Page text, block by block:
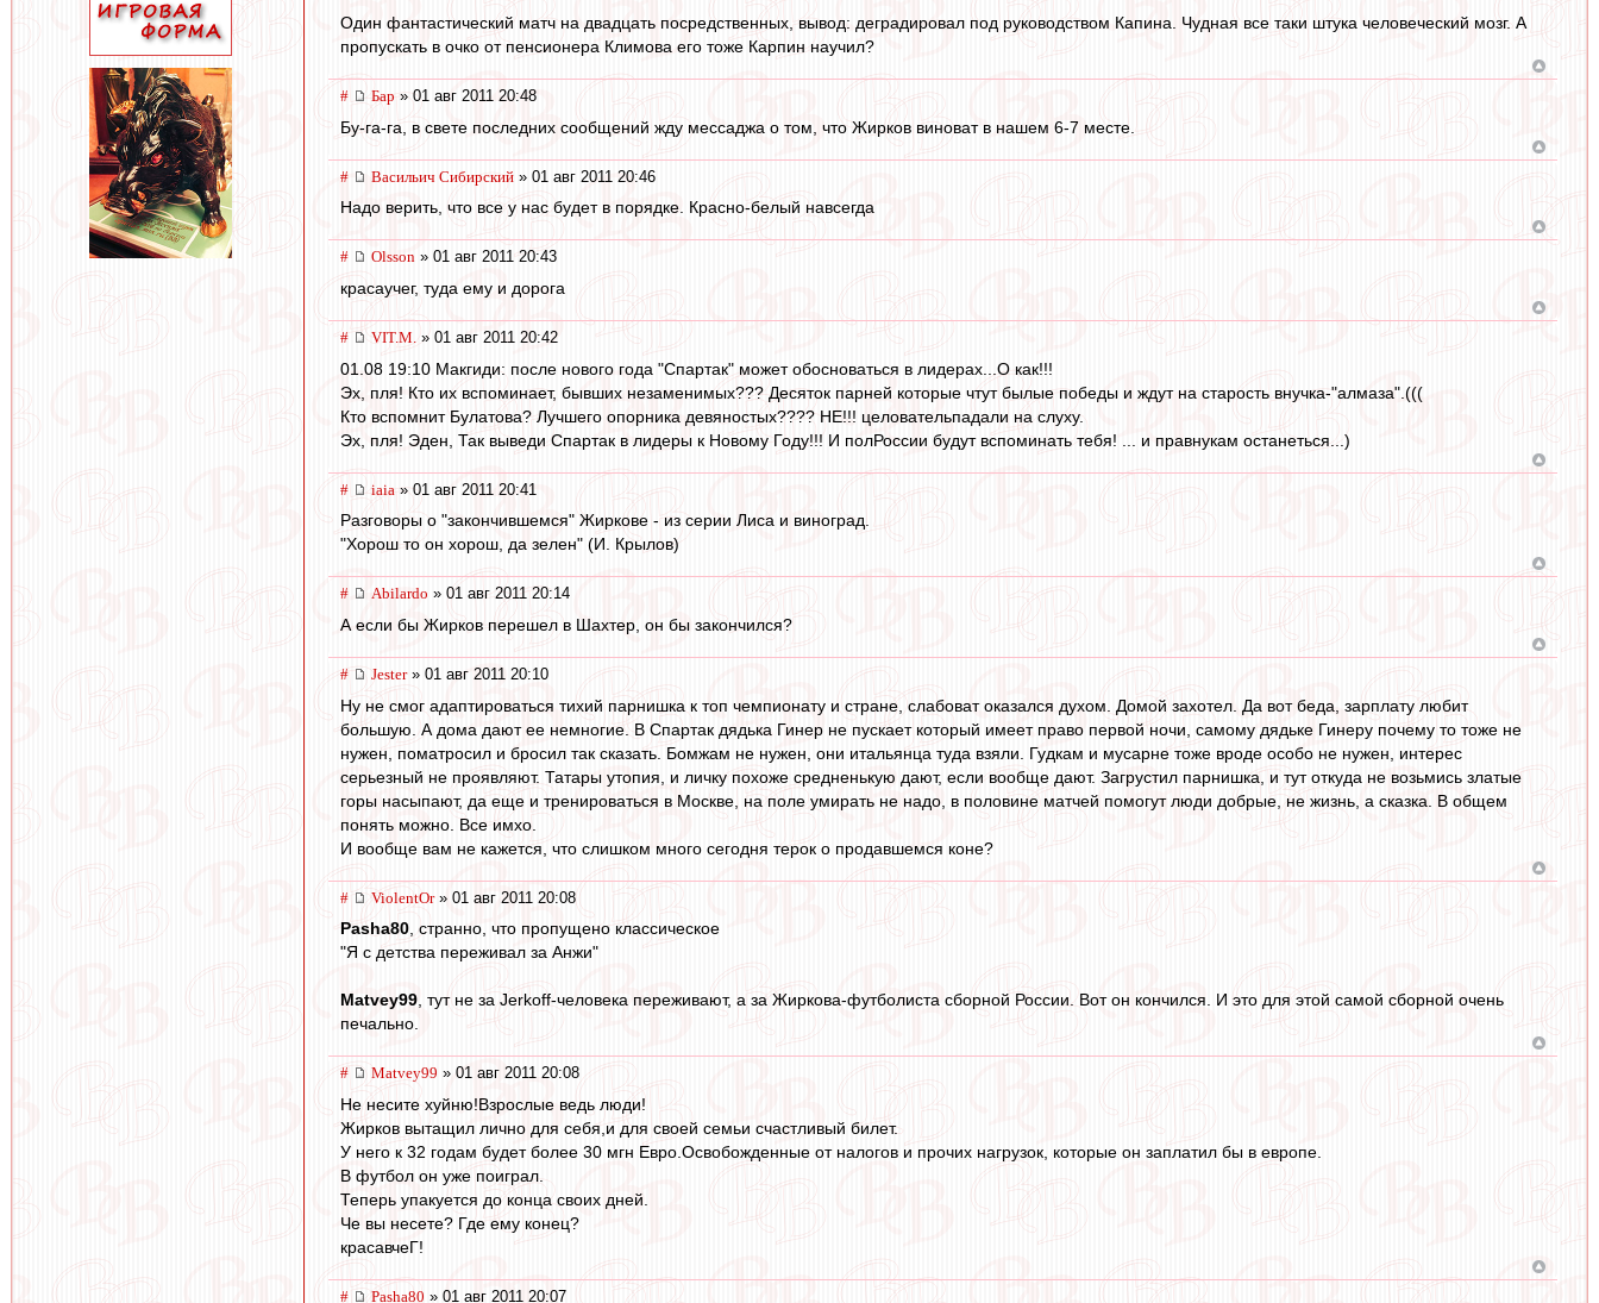
Один фантастический матч на двадцать посредственных, вывод: деградировал под руководством Капина. Чудная все таки штука человеческий мозг. А
пропускать в очко от пенсионера Климова его тоже Карпин научил?
# Бар » 01 авг 2011 20:48
Бу-га-га, в свете последних сообщений жду мессаджа о том, что Жирков виноват в нашем 6-7 месте.
# Васильич Сибирский » 01 авг 2011 20:46
Надо верить, что все у нас будет в порядке. Красно-белый навсегда
# Olsson » 01 авг 2011 20:43
красаучег, туда ему и дорога
# VIT.M. » 01 авг 2011 20:42
01.08 19:10 Макгиди: после нового года "Спартак" может обосноваться в лидерах...О как!!!
Эх, пля! Кто их вспоминает, бывших незаменимых??? Десяток парней которые чтут былые победы и ждут на старость внучка-"алмаза".(((
Кто вспомнит Булатова? Лучшего опорника девяностых???? НЕ!!! целовательпадали на слуху.
Эх, пля! Эден, Так выведи Спартак в лидеры к Новому Году!!! И полРоссии будут вспоминать тебя! ... и правнукам останеться...)
# iaia » 01 авг 2011 20:41
Разговоры о "закончившемся" Жиркове - из серии Лиса и виноград.
"Хорош то он хорош, да зелен" (И. Крылов)
# Abilardo » 01 авг 2011 20:14
А если бы Жирков перешел в Шахтер, он бы закончился?
# Jester» 01 авг 2011 20:10
Ну не смог адаптироваться тихий парнишка к топ чемпионату и стране, слабоват оказался духом. Домой захотел. Да вот беда, зарплату любит
большую. А дома дают ее немногие. В Спартак дядька Гинер не пускает который имеет право первой ночи, самому дядьке Гинеру почему то тоже не
нужен, поматросил и бросил так сказать. Бомжам не нужен, они итальянца туда взяли. Гудкам и мусарне тоже вроде особо не нужен, интерес
серьезный не проявляют. Татары утопия, и личку похоже средненькую дают, если вообще дают. Загрустил парнишка, и тут откуда не возьмись златые
горы насыпают, да еще и тренироваться в Москве, на поле умирать не надо, в половине матчей помогут люди добрые, не жизнь, а сказка. В общем
понять можно. Все имхо.
И вообще вам не кажется, что слишком много сегодня терок о продавшемся коне?
# ViolentOr» 01 авг 2011 20:08
Pasha80, странно, что пропущено классическое
"Я с детства переживал за Анжи"
Matvey99, тут не за Jerkoff-человека переживают, а за Жиркова-футболиста сборной России. Вот он кончился. И это для этой самой сборной очень
печально.
# Matvey99 » 01 авг 2011 20:08
Не несите хуйню!Взрослые ведь люди!
Жирков вытащил лично для себя,и для своей семьи счастливый билет.
У него к 32 годам будет более 30 мгн Евро.Освобожденные от налогов и прочих нагрузок, которые он заплатил бы в европе.
В футбол он уже поиграл.
Теперь упакуется до конца своих дней.
Че вы несете? Где ему конец?
красавчеГ!
# Pasha80 » 01 авг 2011 20:07